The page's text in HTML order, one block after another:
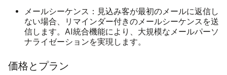
メールシーケンス： 見込み客が最初のメールに返信し
ない場合、リマインダー付きのメールシーケンスを送
信します。AI統合機能により、大規模なメールパーソ
ナライゼーションを実現します。
価格とプラン